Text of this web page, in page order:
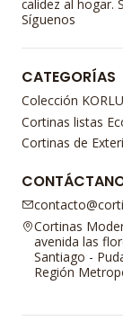
calidez al hogar.
Síguenos
CATEGORÍAS
Colección
Cortinas listas
Cortinas de
Cortinas
avenida las
Santiago -
Región